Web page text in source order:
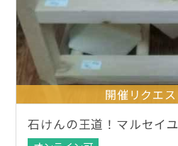
開催リクエ
石けんの王道！マルセイ